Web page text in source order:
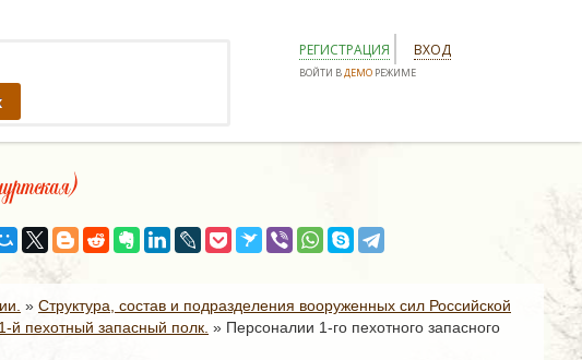
РЕГИСТРАЦИЯ ВХОД
ВОЙТИ ВДЕМО РЕЖИМЕ
» Структура, состав и подразделения вооруженных сил Российской
1-й пехотный запасный полк. » Персоналии 1-го пехотного запасного